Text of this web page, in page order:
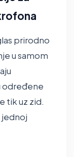
prirodno
u samom
određene
tik uz zid.